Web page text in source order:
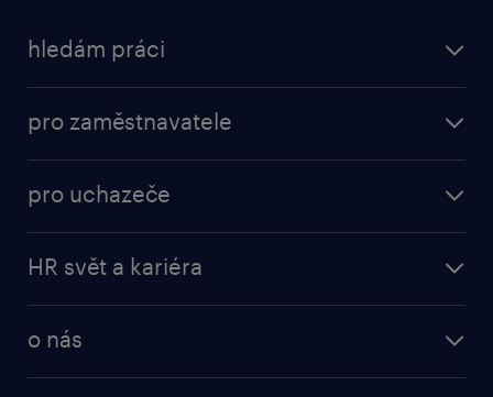
hledám práci
pro zaměstnavatele
pro uchazeče
HR svět a kariéra
o nás